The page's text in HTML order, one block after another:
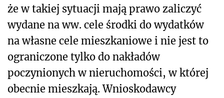
że w takiej sytuacji mają prawo zaliczyć
wydane na ww. cele środki do wydatków
na własne cele mieszkaniowe i nie jest to
ograniczone tylko do nakładów
poczynionych w nieruchomości, w której
obecnie mieszkają. Wnioskodawcy